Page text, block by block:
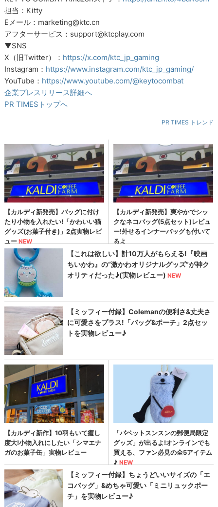
担当：Kitty
Eメール：marketing@ktc.cn
アフターサービス：support@ktcplay.com
▼SNS
X（旧Twitter）： https://x.com/ktc_jp_gaming
Instagram： https://www.instagram.com/ktc_jp_gaming/
YouTube： https://www.youtube.com/@keytocombat
企業プレスリリース詳細へ
PR TIMESトップへ
PR TIMES トレンド